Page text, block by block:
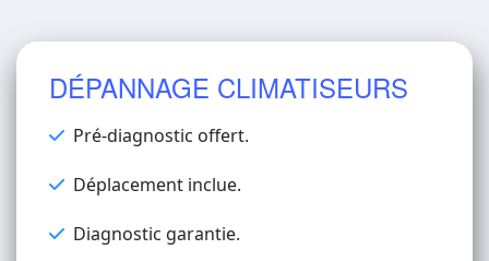
DÉPANNAGE CLIMATISEURS
Pré-diagnostic offert.
Déplacement inclue.
Diagnostic garantie.